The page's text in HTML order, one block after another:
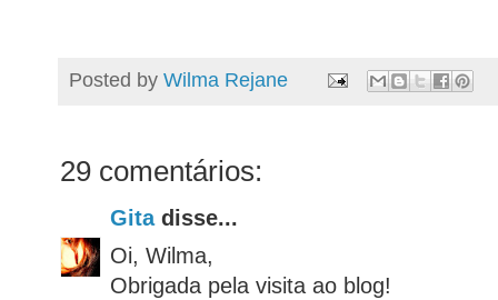
Posted by Wilma Rejane
29 comentários:
Gitadisse...
Oi, Wilma,
Obrigada pela visita ao blog!